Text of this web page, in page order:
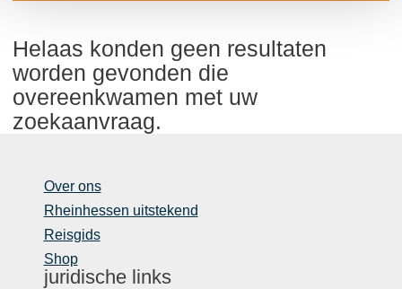
Helaas konden geen resultaten
worden gevonden die
overeenkwamen met uw
zoekaanvraag.
Over ons
Rheinhessen uitstekend
Reisgids
Shop
juridische links